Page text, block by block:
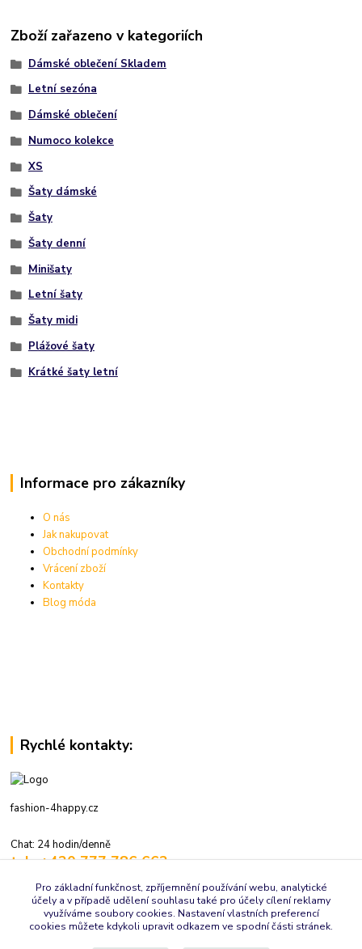
Zboží zařazeno v kategoriích
Dámské oblečení Skladem
Letní sezóna
Dámské oblečení
Numoco kolekce
XS
Šaty dámské
Šaty
Šaty denní
Minišaty
Letní šaty
Šaty midi
Plážové šaty
Krátké šaty letní
Informace pro zákazníky
O nás
Jak nakupovat
Obchodní podmínky
Vrácení zboží
Kontakty
Blog móda
Rychlé kontakty:
fashion-4happy.cz
Chat: 24 hodin/denně
tel.: +420 777 786 662
info@fashion-4happy.cz
Pro základní funkčnost, zpříjemnění používání webu, analytické
účely a v případě udělení souhlasu také pro účely cílení reklamy
využíváme soubory cookies. Nastavení vlastních preferencí
cookies můžete kdykoli upravit odkazem ve spodní části stránek.